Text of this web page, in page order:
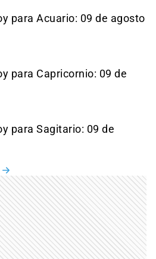
para Acuario: 09 de agosto
para Capricornio: 09 de
para Sagitario: 09 de